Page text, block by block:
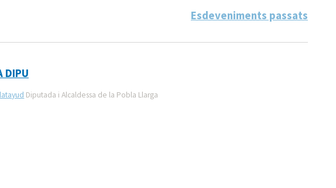
Esdeveniments passats
DIPU
Diputada i Alcaldessa de la Pobla Llarga